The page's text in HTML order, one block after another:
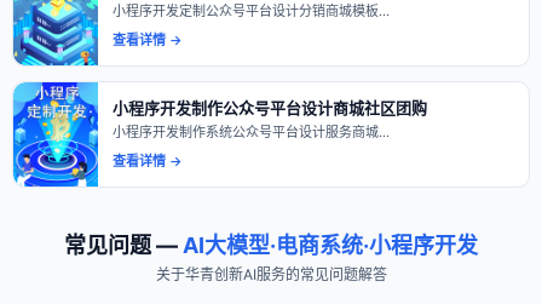
小程序开发定制公众号平台设计分销商城模板…
查看详情 →
小程序开发制作公众号平台设计商城社区团购
小程序开发制作系统公众号平台设计服务商城…
查看详情 →
常见问题 — AI大模型·电商系统·小程序开发
关于华青创新AI服务的常见问题解答